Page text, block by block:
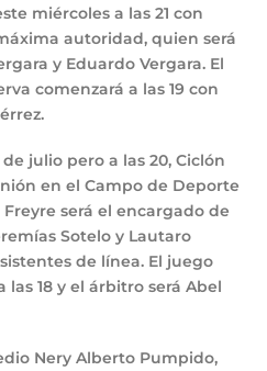
miércoles a las 21 con
autoridad, quien será
y Eduardo Vergara. El
comenzará a las 19 con
julio pero a las 20, Ciclón
en el Campo de Deporte
será el encargado de
Sotelo y Lautaro
de línea. El juego
18 y el árbitro será Abel
Nery Alberto Pumpido,